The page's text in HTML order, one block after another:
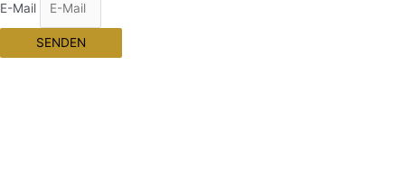
E-Mail
SENDEN